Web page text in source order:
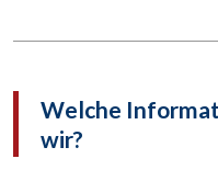
Welche
wir?